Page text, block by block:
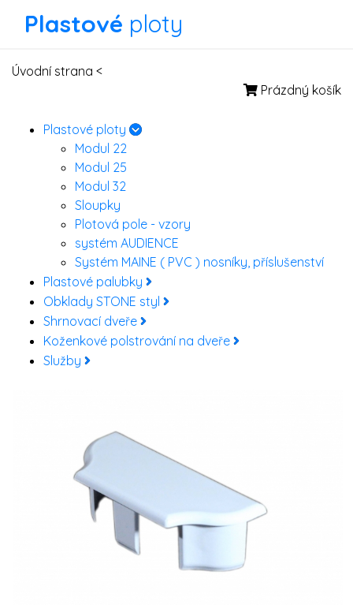
Plastové ploty
Úvodní strana <
Prázdný košík
Plastové ploty
Modul 22
Modul 25
Modul 32
Sloupky
Plotová pole - vzory
systém AUDIENCE
Systém MAINE ( PVC ) nosníky, příslušenství
Plastové palubky
Obklady STONE styl
Shrnovací dveře
Koženkové polstrování na dveře
Služby